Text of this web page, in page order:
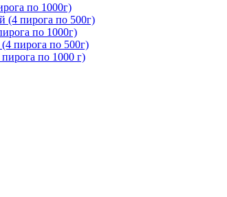
по 1000г)
(4 пирога по 500г)
по 1000г)
пирога по 500г)
по 1000 г)